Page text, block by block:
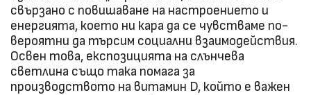
свързано с повишаване на настроението и
енергията, което ни кара да се чувстваме по-
вероятни да търсим социални взаимодействия.
Освен това, експозицията на слънчева
светлина също така помага за
производството на витамин D, който е важен